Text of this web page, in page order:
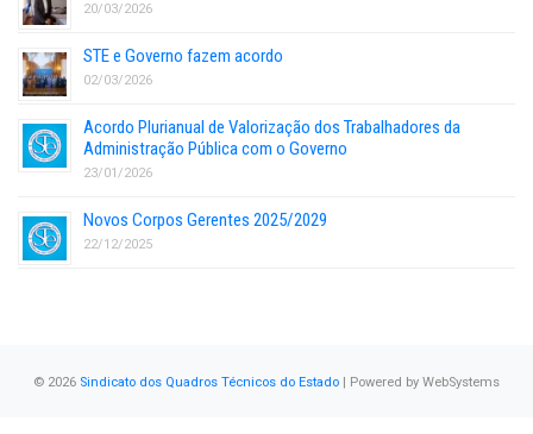
20/03/2026
STE e Governo fazem acordo
02/03/2026
Acordo Plurianual de Valorização dos Trabalhadores da
Administração Pública com o Governo
23/01/2026
Novos Corpos Gerentes 2025/2029
22/12/2025
© 2026 Sindicato dos Quadros Técnicos do Estado | Powered by WebSystems